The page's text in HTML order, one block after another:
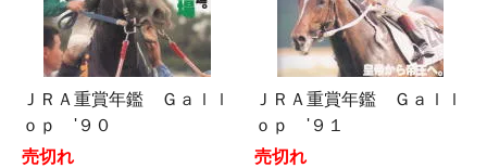
ＪＲＡ重賞年鑑 Ｇａｌｌ
ｏｐ '９０
売切れ
ＪＲＡ重賞年鑑 Ｇａｌｌ
ｏｐ '９１
売切れ